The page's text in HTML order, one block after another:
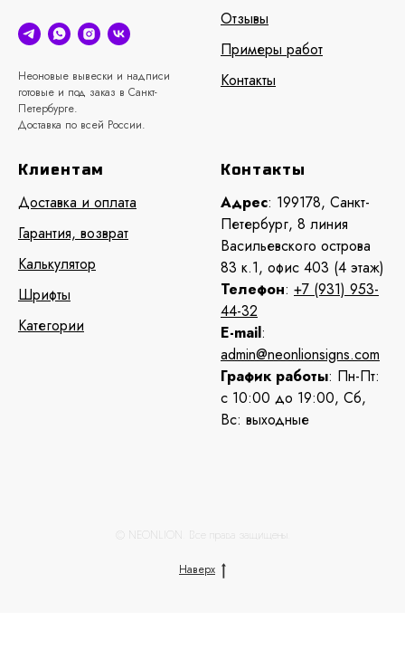
Неоновые вывески и надписи
готовые и под заказ в Санкт-
Петербурге.
Доставка по всей России.
Отзывы
Примеры работ
Контакты
Клиентам
Доставка и оплата
Гарантия, возврат
Калькулятор
Шрифты
Категории
Контакты
Адрес: 199178, Санкт-
Петербург, 8 линия
Васильевского острова
83 к.1, офис 403 (4 этаж)
Телефон: +7 (931) 953-
44-32
E-mail:
admin@neonlionsigns.com
График работы: Пн-Пт:
с 10:00 до 19:00, Сб,
Вс: выходные
© NEONLION. Все права защищены.
Наверх